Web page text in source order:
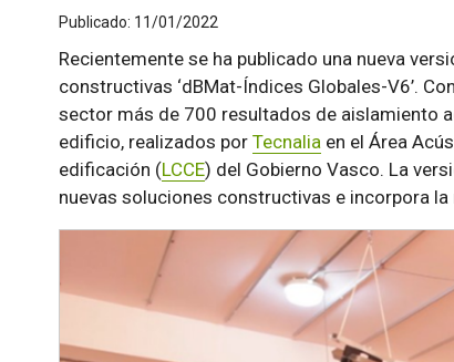
Publicado: 11/01/2022
Recientemente se ha publicado una nueva
constructivas ‘dBMat-Índices Globales-V6’.
sector más de 700 resultados de aislamiento
edificio, realizados por Tecnaliaen el Área
edificación (LCCE) del Gobierno Vasco. La
nuevas soluciones constructivas e incorpora